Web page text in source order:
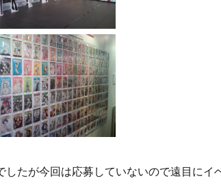
たが今回は応募していないので遠目にイ